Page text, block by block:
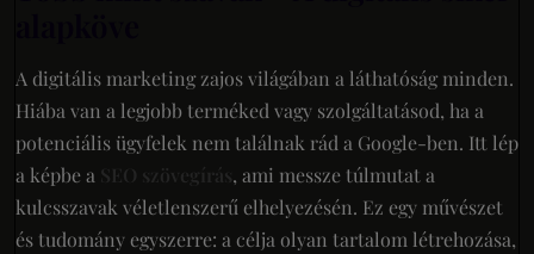
A digitális marketing zajos világában a láthatóság minden.
Hiába van a legjobb terméked vagy szolgáltatásod, ha a
potenciális ügyfelek nem találnak rád a Google-ben. Itt lép
a képbe a SEO szövegírás, ami messze túlmutat a
kulcsszavak véletlenszerű elhelyezésén. Ez egy művészet
és tudomány egyszerre: a célja olyan tartalom létrehozása,